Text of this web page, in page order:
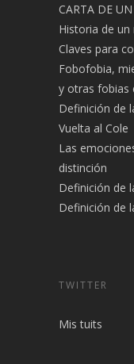
CARTA DE
Historia de
Claves para
Fobofobia,
y otras fobias
Definición de
Vuelta al Cole
Las
distinción
Definición de
Definición de
TWITTER
Mis tuits